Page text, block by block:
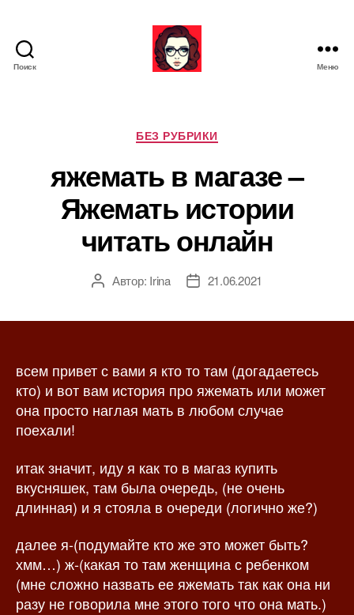
Поиск
М
а
т
ь
Меню
Р
у
б
р
к
и
БЕЗ РУБРИКИ
яжемать в магазе –
Яжемать истории
читать онлайн
А
з
а
и
Автор: Irina
Д
а
п
с
21.06.2021
всем привет с вами я кто то там (догадаетесь
кто) и вот вам история про яжемать или может
она просто наглая мать в любом случае
поехали!
итак значит, иду я как то в магаз купить
вкусняшек, там была очередь, (не очень
длинная) и я стояла в очереди (логично же?)
далее я-(подумайте кто же это может быть?
хмм…) ж-(какая то там женщина с ребенком
(мне сложно назвать ее яжемать так как она ни
разу не говорила мне этого того что она мать.)